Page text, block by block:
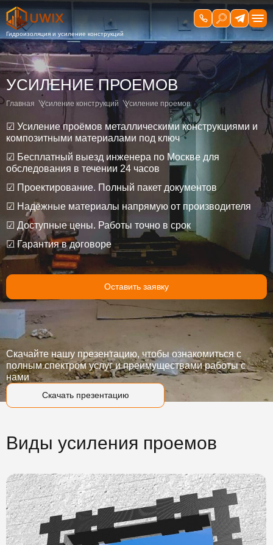
УСИЛЕНИЕ ПРОЕМОВ
Главная Усиление конструкций Усиление проемов
☑ Усиление проёмов металлическими конструкциями и
композитными материалами под ключ
☑ Бесплатный выезд инженера по Москве для
обследования в течении 24 часов
☑ Проектирование. Полный пакет документов
☑ Надёжные материалы напрямую от производителя
☑ Доступные цены. Работы точно в срок
☑ Гарантия в договоре
Оставить заявку
Скачать презентацию
Скачайте нашу презентацию, чтобы ознакомиться с
полным спектром услуг и преимуществами работы с
нами
Виды усиления проемов